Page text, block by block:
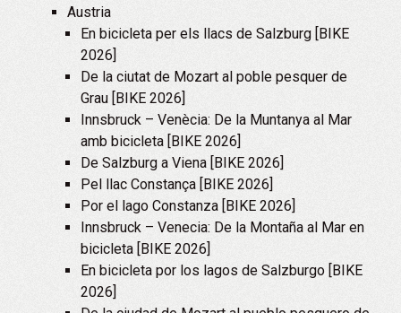
Austria
En bicicleta per els llacs de Salzburg [BIKE
2026]
De la ciutat de Mozart al poble pesquer de
Grau [BIKE 2026]
Innsbruck – Venècia: De la Muntanya al Mar
amb bicicleta [BIKE 2026]
De Salzburg a Viena [BIKE 2026]
Pel llac Constança [BIKE 2026]
Por el lago Constanza [BIKE 2026]
Innsbruck – Venecia: De la Montaña al Mar en
bicicleta [BIKE 2026]
En bicicleta por los lagos de Salzburgo [BIKE
2026]